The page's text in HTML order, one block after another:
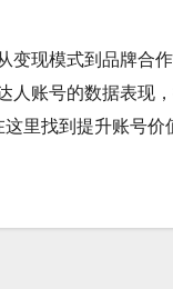
变现模式到品牌合
人账号的数据表现
里找到提升账号价